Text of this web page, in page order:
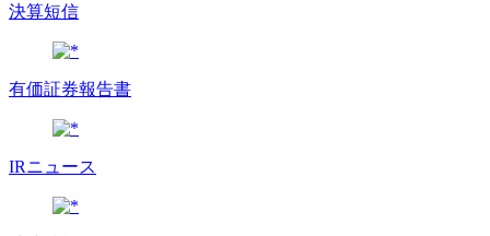
決算短信
有価証券報告書
IRニュース